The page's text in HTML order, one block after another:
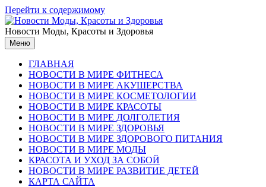
Перейти к содержимому
Новости Моды, Красоты и Здоровья
Меню
ГЛАВНАЯ
НОВОСТИ В МИРЕ ФИТНЕСА
НОВОСТИ В МИРЕ АКУШЕРСТВА
НОВОСТИ В МИРЕ КОСМЕТОЛОГИИ
НОВОСТИ В МИРЕ КРАСОТЫ
НОВОСТИ В МИРЕ ДОЛГОЛЕТИЯ
НОВОСТИ В МИРЕ ЗДОРОВЬЯ
НОВОСТИ В МИРЕ ЗДОРОВОГО ПИТАНИЯ
НОВОСТИ В МИРЕ МОДЫ
КРАСОТА И УХОД ЗА СОБОЙ
НОВОСТИ В МИРЕ РАЗВИТИЕ ДЕТЕЙ
КАРТА САЙТА